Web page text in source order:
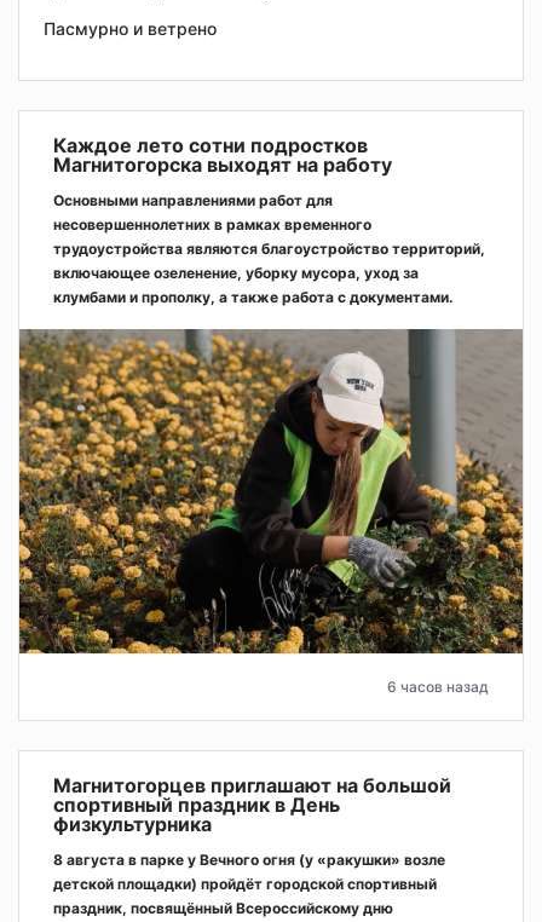
Пасмурно и ветрено
Каждое лето сотни подростков
Магнитогорска выходят на работу
Основными направлениями работ для
несовершеннолетних в рамках временного
трудоустройства являются благоустройство территорий,
включающее озеленение, уборку мусора, уход за
клумбами и прополку, а также работа с документами.
6 часов назад
Магнитогорцев приглашают на большой
спортивный праздник в День
физкультурника
8 августа в парке у Вечного огня (у «ракушки» возле
детской площадки) пройдёт городской спортивный
праздник, посвящённый Всероссийскому дню